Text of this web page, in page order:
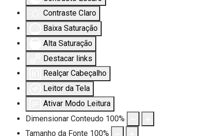
Contraste Claro
Baixa Saturação
Alta Saturação
Destacar links
Realçar Cabeçalho
Leitor da Tela
Ativar Modo Leitura
Dimensionar Conteudo 100%
Tamanho da Fonte 100%